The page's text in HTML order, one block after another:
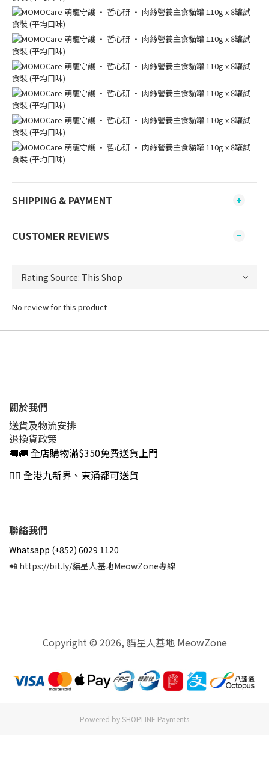
SHIPPING & PAYMENT
CUSTOMER REVIEWS
No review for this product
關於我們
送貨及物流安排
退換貨政策
🚚🚚 全店購物滿$350免費送貨上門
👍🏻 全港九新界、東涌都可送貨
聯絡我們
Whatsapp (+852) 6029 1120
📲 https://bit.ly/貓星人基地MeowZone專線
Copyright © 2026, 貓星人基地 MeowZone
Powered by SHOPLINE Payments